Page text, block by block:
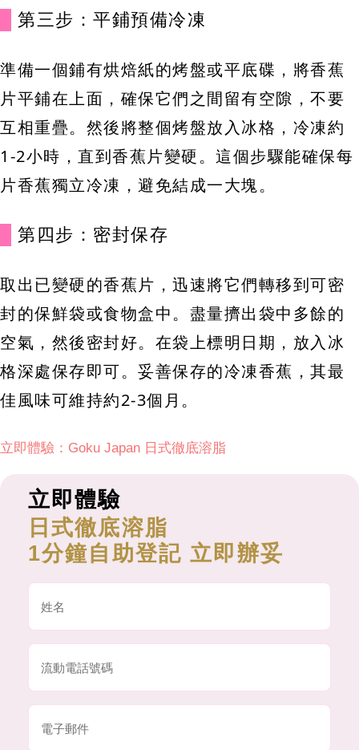
第三步：平鋪預備冷凍
準備一個鋪有烘焙紙的烤盤或平底碟，將香蕉
片平鋪在上面，確保它們之間留有空隙，不要
互相重疊。然後將整個烤盤放入冰格，冷凍約
1-2小時，直到香蕉片變硬。這個步驟能確保每
片香蕉獨立冷凍，避免結成一大塊。
第四步：密封保存
取出已變硬的香蕉片，迅速將它們轉移到可密
封的保鮮袋或食物盒中。盡量擠出袋中多餘的
空氣，然後密封好。在袋上標明日期，放入冰
格深處保存即可。妥善保存的冷凍香蕉，其最
佳風味可維持約2-3個月。
立即體驗：Goku Japan 日式徹底溶脂
立即體驗
日式徹底溶脂
1分鐘自助登記 立即辦妥